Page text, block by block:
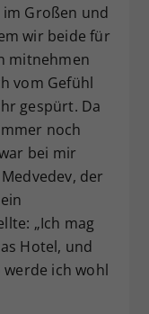
im Großen und
wir beide für
mitnehmen
vom Gefühl
gespürt. Da
noch
bei mir
der
„Ich mag
Hotel, und
ich wohl